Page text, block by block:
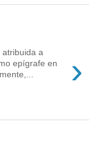
›
atribuida a
epígrafe en